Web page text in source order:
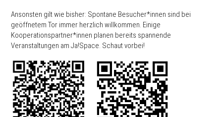
Ansonsten gilt wie bisher: Spontane Besucher*innen sind bei
geöffnetem Tor immer herzlich willkommen. Einige
Kooperationspartner*innen planen bereits spannende
Veranstaltungen am Ja!Space. Schaut vorbei!